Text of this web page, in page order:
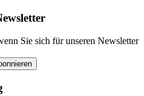
Sie sich für unseren Newsletter